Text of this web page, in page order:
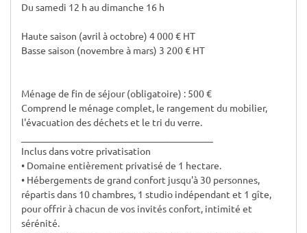
Du samedi 12 h au dimanche 16 h
Haute saison (avril à octobre) 4 000 € HT
Basse saison (novembre à mars) 3 200 € HT
Ménage de fin de séjour (obligatoire) : 500 €
Comprend le ménage complet, le rangement du mobilier,
l'évacuation des déchets et le tri du verre.
Inclus dans votre privatisation
• Domaine entièrement privatisé de 1 hectare.
• Hébergements de grand confort jusqu'à 30 personnes,
répartis dans 10 chambres, 1 studio indépendant et 1 gîte,
pour offrir à chacun de vos invités confort, intimité et
sérénité.